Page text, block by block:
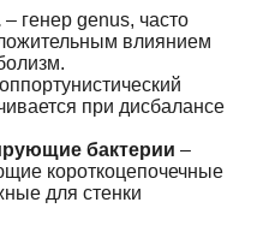
– генер genus, часто
влиянием
при дисбалансе
бактерии –
короткоцепочечные
для стенки